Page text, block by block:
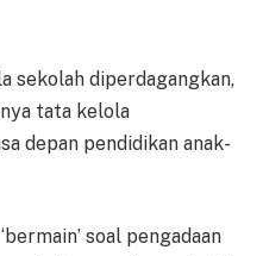
sekolah diperdagangkan,
tata kelola
depan pendidikan anak-
soal pengadaan